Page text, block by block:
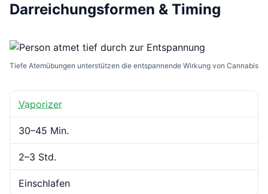
Darreichungsformen & Timing
Tiefe Atemübungen unterstützen die entspannende Wirkung von Cannabis
Vaporizer
30–45 Min.
2–3 Std.
Einschlafen